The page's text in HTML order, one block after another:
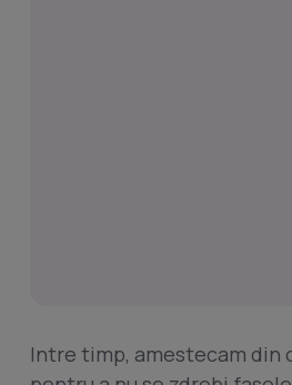
Intre timp, amestecam din